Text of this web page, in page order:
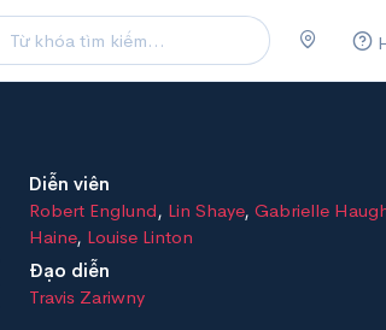
Diễn viên
Robert Englund, Lin Shaye,Gabrielle
Haine, Louise Linton
Đạo diễn
Travis Zariwny